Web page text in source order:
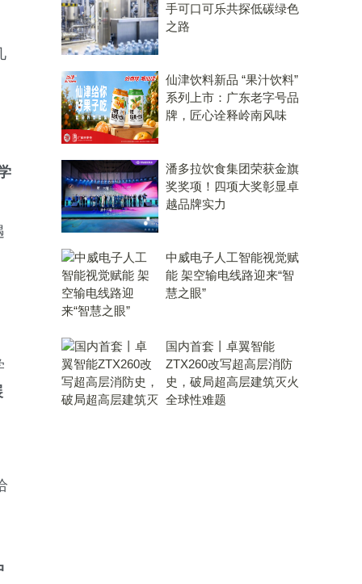
手可口可乐共探低碳绿色
之路
仙津饮料新品 “果汁饮料”
系列上市：广东老字号品
牌，匠心诠释岭南风味
潘多拉饮食集团荣获金旗
奖奖项！四项大奖彰显卓
越品牌实力
中威电子人工智能视觉赋
能 架空输电线路迎来“智
慧之眼”
国内首套丨卓翼智能
ZTX260改写超高层消防
史，破局超高层建筑灭火
全球性难题